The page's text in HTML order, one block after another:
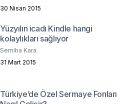
Müzikle İlişkisi
30 Nisan 2015
Yüzyılın icadı Kindle hangi
kolaylıkları sağlıyor
Semiha Kara
31 Mart 2015
Türkiye’de Özel Sermaye Fonları